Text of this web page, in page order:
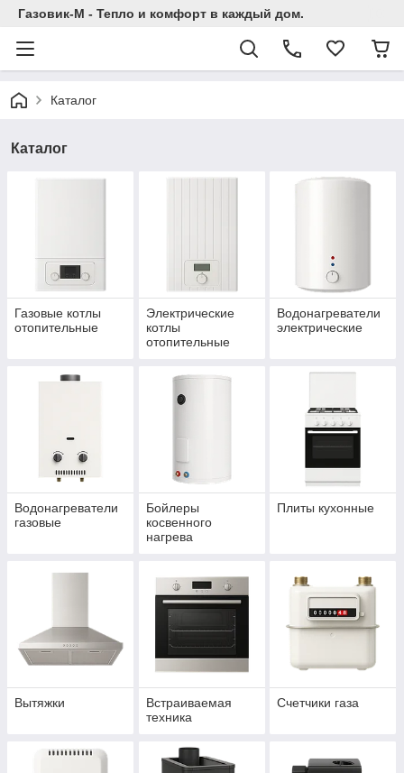
Газовик-М - Тепло и комфорт в каждый дом.
Каталог
Каталог
Газовые котлы
отопительные
Электрические
котлы
отопительные
Водонагреватели
электрические
Водонагреватели
газовые
Бойлеры
косвенного
нагрева
Плиты кухонные
Вытяжки
Встраиваемая
техника
Счетчики газа